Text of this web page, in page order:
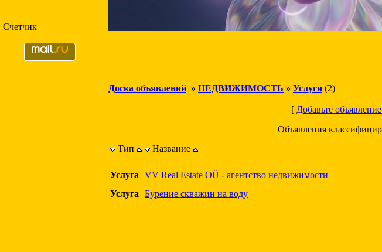
Счетчик
Доска объявлений » НЕДВИЖИМОСТЬ » Услуги (2)
[ Добавьте
Объявления
Тип
Название
Услуга VV Real Estate OÜ - агентство недвижимости
Услуга
Бурение скважин на воду